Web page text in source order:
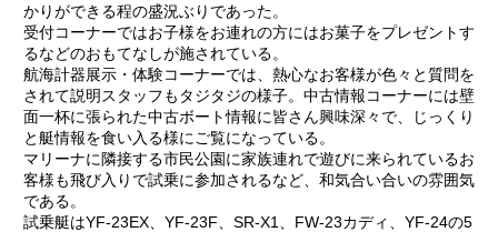
かりができる程の盛況ぶりであった。
受付コーナーではお子様をお連れの方にはお菓子をプレゼントす
るなどのおもてなしが施されている。
航海計器展示・体験コーナーでは、熱心なお客様が色々と質問を
されて説明スタッフもタジタジの様子。中古情報コーナーには壁
面一杯に張られた中古ボート情報に皆さん興味深々で、じっくり
と艇情報を食い入る様にご覧になっている。
マリーナに隣接する市民公園に家族連れで遊びに来られているお
客様も飛び入りで試乗に参加されるなど、和気合い合いの雰囲気
である。
試乗艇はYF-23EX、YF-23F、SR-X1、FW-23カディ、YF-24の5